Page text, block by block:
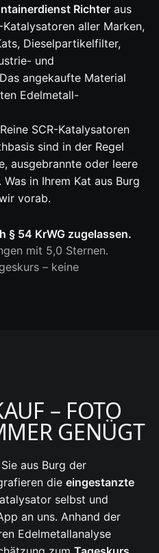
Richter aus
aller Marken,
Dieselpartikelfilter,
und
angekaufte Material
Edelmetall-
SCR-Katalysatoren
sind in der Regel
ausgebrannte oder leere
in Ihrem Kat aus Burg
vorab.
§ 54 KrWG zugelassen.
mit 5,0 Sternen.
– keine
– FOTO
GENÜGT
aus Burg der
die eingestanzte
selbst und
an uns. Anhand der
Edelmetallanalyse